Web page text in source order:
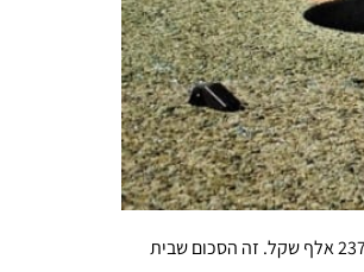
בית המשפט מתח ביקורת על הפול: ניהל מו"מ עם נפגע תאונה לגבי גובה הפיצוי בשעה שידע שהמבוטח צודק, ודחה את התביעה כשלא הצליח לכופף את הנפגע 237 אלף שקל. זה הסכום שבית